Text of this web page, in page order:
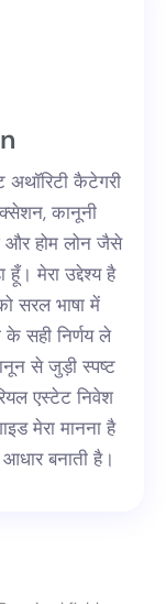
कैटेगरी
कानूनी
और होम लोन जैसे
मेरा उद्देश्य है
सरल भाषा में
के सही निर्णय ले
से जुड़ी स्पष्ट
एस्टेट निवेश
मेरा मानना है
बनाती है।